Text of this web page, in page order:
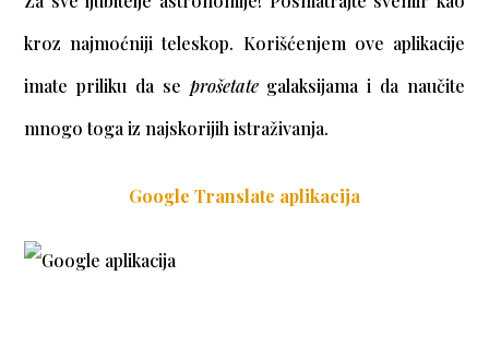
kroz najmoćniji teleskop. Korišćenjem ove aplikacije
imate priliku da se prošetategalaksijama i da naučite
mnogo toga iz najskorijih istraživanja.
Google Translate aplikacija